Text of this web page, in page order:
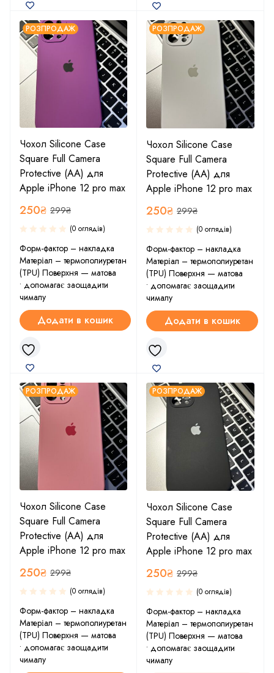
РОЗПРОДАЖ
Чохол Silicone Case
Square Full Camera
Protective (AA) для
Apple iPhone 12 pro max
299₴
250₴
(0 оглядів)
Форм-фактор – накладка
Матеріал – термополиуретан
(TPU) Поверхня — матова
• допомагає заощадити
чималу
Додати в кошик
РОЗПРОДАЖ
Чохол Silicone Case
Square Full Camera
Protective (AA) для
Apple iPhone 12 pro max
299₴
250₴
(0 оглядів)
Форм-фактор – накладка
Матеріал – термополиуретан
(TPU) Поверхня — матова
• допомагає заощадити
чималу
Додати в кошик
РОЗПРОДАЖ
Чохол Silicone Case
Square Full Camera
Protective (AA) для
Apple iPhone 12 pro max
299₴
250₴
(0 оглядів)
Форм-фактор – накладка
Матеріал – термополиуретан
(TPU) Поверхня — матова
• допомагає заощадити
чималу
РОЗПРОДАЖ
Чохол Silicone Case
Square Full Camera
Protective (AA) для
Apple iPhone 12 pro max
299₴
250₴
(0 оглядів)
Форм-фактор – накладка
Матеріал – термополиуретан
(TPU) Поверхня — матова
• допомагає заощадити
чималу